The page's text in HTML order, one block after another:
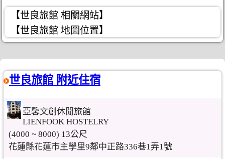
【世良旅館 相關網站】
【世良旅館 地圖位置】
世良旅館 附近住宿
亞馨文創休閒旅館
LIENFOOK HOSTELRY
(4000 ~ 8000) 13公尺
花蓮縣花蓮市主學里9鄰中正路336巷1弄1號